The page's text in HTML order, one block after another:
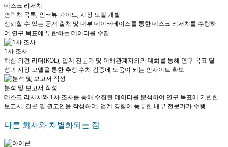
데스크 리서치
연락처 목록, 인터뷰 가이드, 시장 모델 개발
신뢰할 수 있는 공개 출처 및 내부 데이터베이스를 통한 데스크 리서치를 수행하
여 연구 목표에 부합하는 데이터를 수집
1차 조사
핵심 의견 리더(KOL), 업계 전문가 및 이해관계자와의 대화를 통해 연구 목표 달
성과 시장 모델을 통한 추정 수치 검증에 도움이 되는 인사이트 확보
분석 및 보고서 작성
데스크 리서치와 1차 조사를 통해 수집된 데이터를 분석하여 연구 목표에 기반한
보고서, 결론 및 권고안을 작성하며, 업계 경험이 풍부한 내부 전문가가 수행
다른 회사와 차별화되는 점